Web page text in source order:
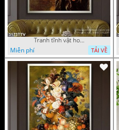
Tranh tĩnh vật hoa quả sơn dầu độc đáo đẹp
Miễn phí
TẢI VỀ